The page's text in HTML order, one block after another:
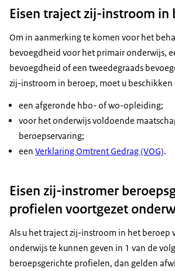
Eisen traject zij-instroom in
Om in aanmerking te komen voor het
bevoegdheid voor het primair onderwijs,
bevoegdheid of een tweedegraads
zij-instroom in beroep, moet u beschikken
een afgeronde hbo- of wo-opleiding;
voor het onderwijs voldoende
beroepservaring;
een Verklaring Omtrent Gedrag (VOG).
Eisen zij-instromer
profielen voortgezet
Als u het traject zij-instroom in het beroep
onderwijs te kunnen geven in 1 van de
beroepsgerichte profielen, dan gelden